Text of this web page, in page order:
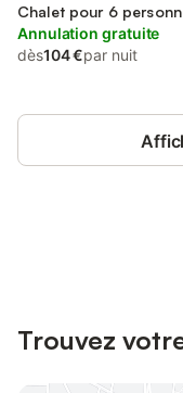
Ferrand
Chalet pour 6
Annulation gratuite
dès104 €par nuit
Trouvez